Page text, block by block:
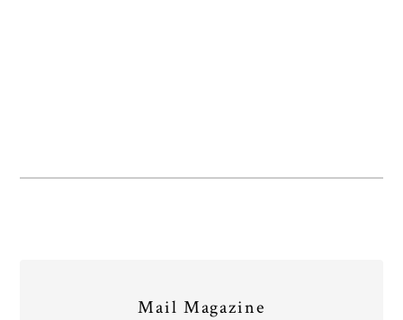
Mail Magazine